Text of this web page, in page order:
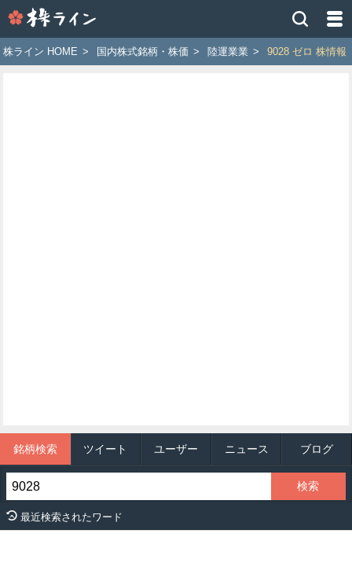
イ
ン
株ライン HOME > 国内株式銘柄・株価 > 陸運業業 > 9028 ゼロ 株情報
銘柄検索 ツイート ユーザー ニュース ブログ
最近検索されたワード